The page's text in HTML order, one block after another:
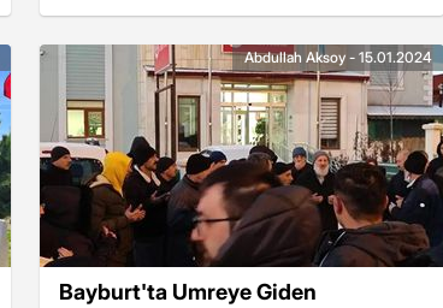
Bayburt'ta Umreye Giden
Abdullah Aksoy - 15.01.2024